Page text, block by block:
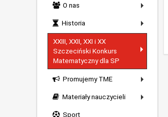
O nas
Historia
XXIII, XXII, XXI i XX
Szczeciński Konkurs
Matematyczny dla SP
Promujemy TME
Materiały nauczycieli
Sport